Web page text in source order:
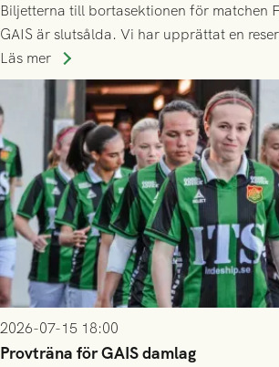
Biljetterna till bortasektionen för matchen
GAIS är slutsålda. Vi har upprättat en
ännu inte har någon biljett kan anmäla ditt
inte själv överlåta din biljett till någon
Läs mer
2026-07-15 18:00
Provträna för GAIS damlag